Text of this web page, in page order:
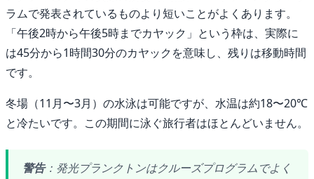
ラムで発表されているものより短いことがよくあります。
「午後2時から午後5時までカヤック」という枠は、実際に
は45分から1時間30分のカヤックを意味し、残りは移動時間
です。
冬場（11月〜3月）の水泳は可能ですが、水温は約18〜20℃
と冷たいです。この期間に泳ぐ旅行者はほとんどいません。
警告：発光プランクトンはクルーズプログラムでよく